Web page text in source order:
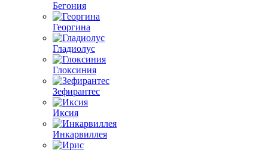
Бегония
Георгина
Гладиолус
Глоксиния
Зефирантес
Иксия
Инкарвиллея